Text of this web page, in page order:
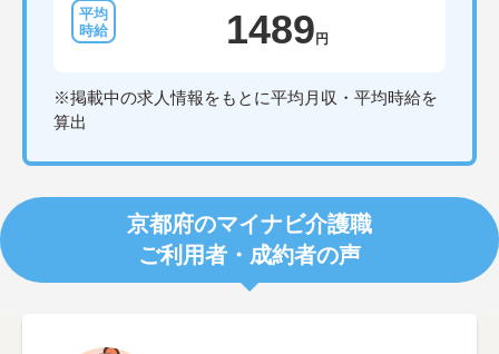
1489 円
※掲載中の求人情報をもとに平均月収・平均時給を
算出
京都府のマイナビ介護職
ご利用者・成約者の声